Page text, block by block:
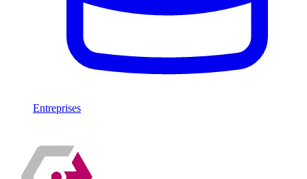
Entreprises